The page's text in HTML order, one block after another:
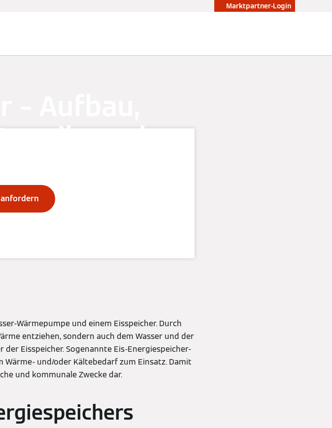
Marktpartner-Login
und
Wärmepumpe und einem Eisspeicher. Durch
entziehen, sondern auch dem Wasser und der
Eisspeicher. Sogenannte Eis-Energiespeicher-
und/oder Kältebedarf zum Einsatz. Damit
und kommunale Zwecke dar.